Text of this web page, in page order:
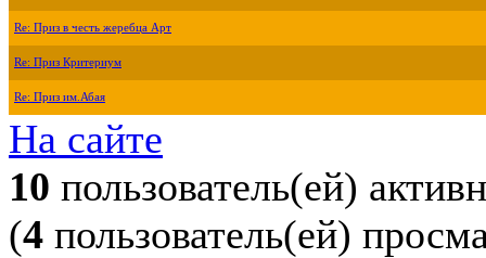
Re: Приз в честь жеребца Арт
Re: Приз Критериум
Re: Приз им.Абая
На сайте
10 пользователь(ей)
(4 пользователь(ей)